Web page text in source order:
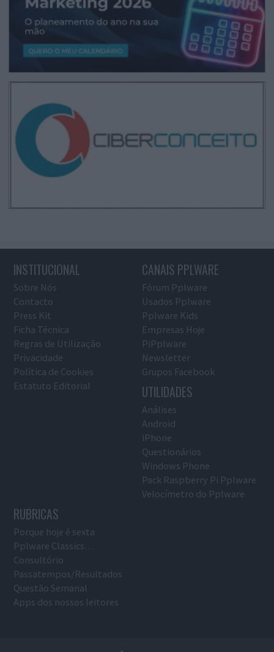
INSTITUCIONAL
Sobre Nós
Contacto
Press Kit
Ficha Técnica
Regras de Utilização
Privacidade
Política de Cookies
Estatuto Editorial
CANAIS PPLWARE
Fórum Pplware
Usados Pplware
Pplware Kids
Empresas Hoje
PiPplware
Newsletter
Grupos Facebook
UTILIDADES
Análises
Android
iPhone
Questionários
Windows Phone
Pack Raspberry Pi Pplware
Velocímetro do Pplware
RUBRICAS
Porque hoje é sexta
Pplware Classics…
Consultório
Passatempos/Resultados
Questão Semanal
Apps dos nossos leitores